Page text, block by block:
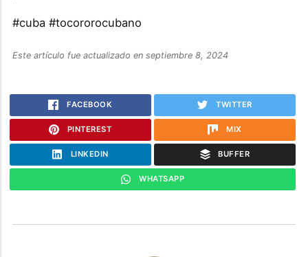
#cuba #tocororocubano
Este artículo fue actualizado en septiembre 8, 2024
FACEBOOK TWITTER
PINTEREST MIX
LINKEDIN BUFFER
WHATSAPP